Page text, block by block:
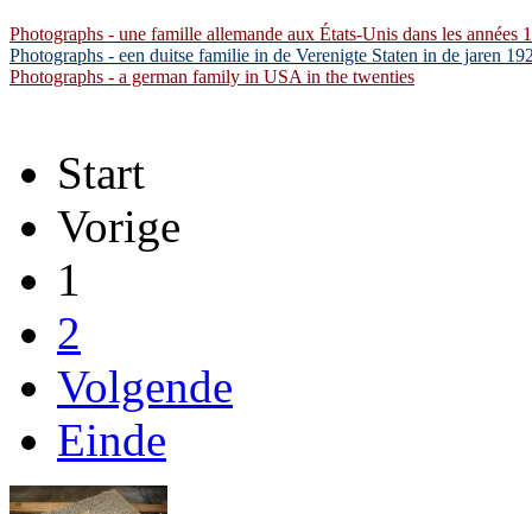
Photographs - une famille allemande aux États-Unis dans les années
Photographs - een duitse familie in de Verenigte Staten in de jaren
Photographs - a german family in USA in the twenties
Start
Vorige
1
2
Volgende
Einde